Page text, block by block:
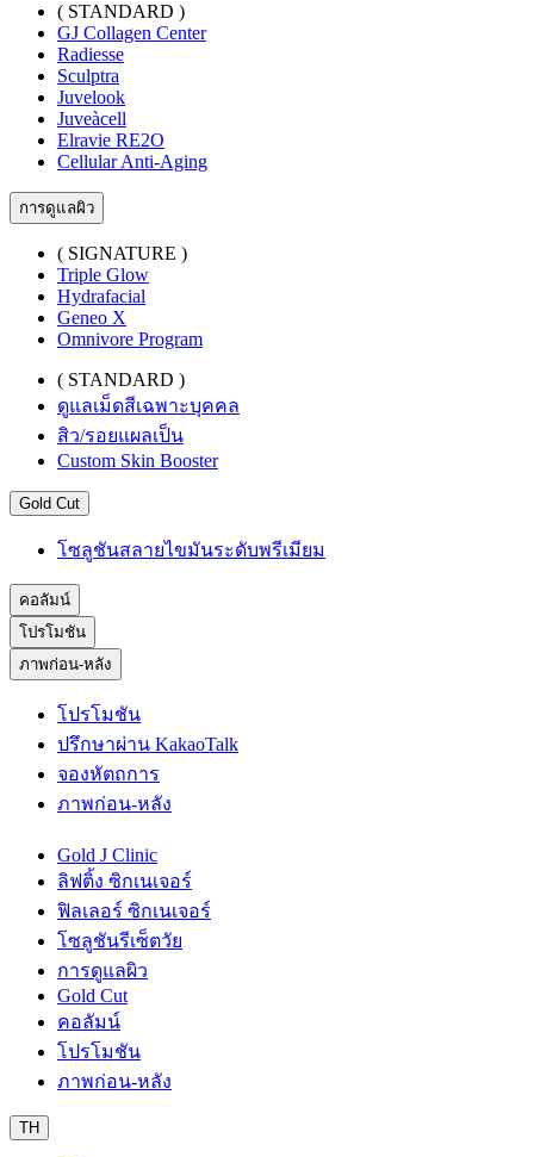
( STANDARD )
GJ Collagen Center
Radiesse
Sculptra
Juvelook
Juveàcell
Elravie RE2O
Cellular Anti-Aging
การดูแลผิว
( SIGNATURE )
Triple Glow
Hydrafacial
Geneo X
Omnivore Program
( STANDARD )
ดูแลเม็ดสีเฉพาะบุคคล
สิว/รอยแผลเป็น
Custom Skin Booster
Gold Cut
โซลูชันสลายไขมันระดับพรีเมียม
คอลัมน์
โปรโมชัน
ภาพก่อน-หลัง
โปรโมชัน
ปรึกษาผ่าน KakaoTalk
จองหัตถการ
ภาพก่อน-หลัง
Gold J Clinic
ลิฟติ้ง ซิกเนเจอร์
ฟิลเลอร์ ซิกเนเจอร์
โซลูชันรีเซ็ตวัย
การดูแลผิว
Gold Cut
คอลัมน์
โปรโมชัน
ภาพก่อน-หลัง
TH